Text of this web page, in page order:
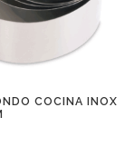
COCINA INOX